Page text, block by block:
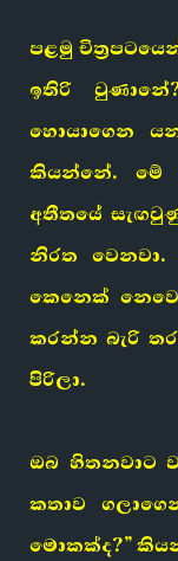
පළමු
ඉතිරි
හොයාගෙන
කියන්නේ. මේ
අතීතයේ
නිරත වෙනවා.
කෙනෙක්
කරන්න බැරි
පිරිලා.
ඔබ හිතනවාට
කතාව
මොකක්ද?”